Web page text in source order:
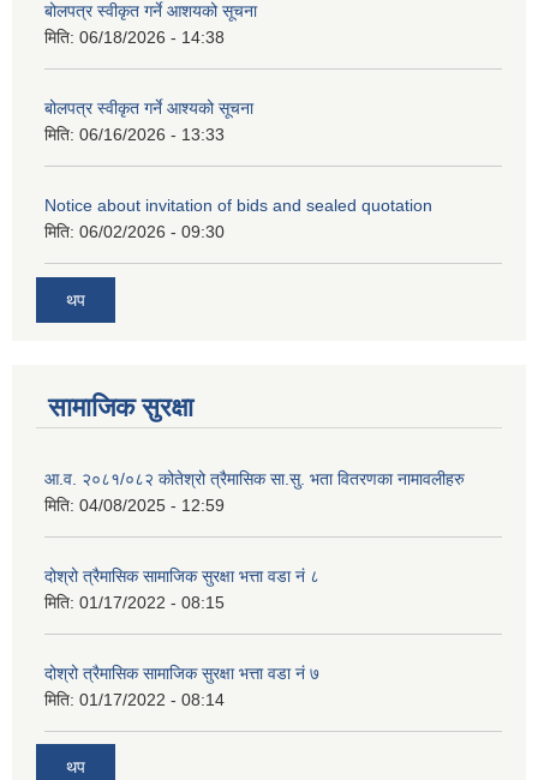
बोलपत्र स्वीकृत गर्ने आशयको सूचना
मिति: 06/18/2026 - 14:38
बोलपत्र स्वीकृत गर्ने आश्यको सूचना
मिति: 06/16/2026 - 13:33
Notice about invitation of bids and sealed quotation
मिति: 06/02/2026 - 09:30
थप
सामाजिक सुरक्षा
आ.व. २०८१/०८२ कोतेश्रो त्रैमासिक सा.सु. भता वितरणका नामावलीहरु
मिति: 04/08/2025 - 12:59
दोश्रो त्रैमासिक सामाजिक सुरक्षा भत्ता वडा नं ८
मिति: 01/17/2022 - 08:15
दोश्रो त्रैमासिक सामाजिक सुरक्षा भत्ता वडा नं ७
मिति: 01/17/2022 - 08:14
थप